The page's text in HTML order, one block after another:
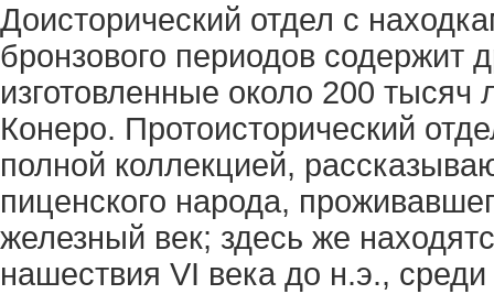
Доисторический отдел с
бронзового периодов содержит
изготовленные около 200
Конеро. Протоисторический
полной коллекцией,
пиценского народа,
железный век; здесь же
нашествия VI века до н.э.,